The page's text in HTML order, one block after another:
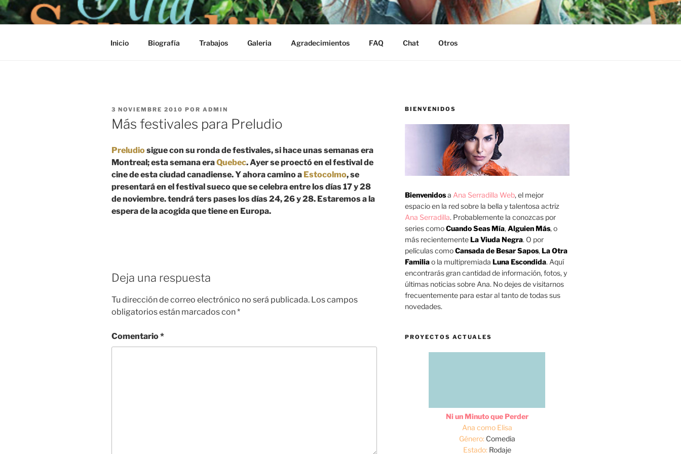
Saltar
al
Inicio Biografía Trabajos Galeria Agradecimientos FAQ Chat Otros
PUBLICADO
EL
3 NOVIEMBRE 2010 POR ADMIN
Más festivales para Preludio
Preludiosigue con su ronda de festivales, si hace unas semanas era
Montreal; esta semana eraQuebec. Ayer se proectó en el festival de
cine de esta ciudad canadiense. Y ahora camino a Estocolmo, se
presentará en el festival sueco que se celebra entre los días 17 y 28
de noviembre. tendrá ters pases los días 24, 26 y 28. Estaremos a la
espera de la acogida que tiene en Europa.
Deja una respuesta
Tu dirección de correo electrónico no será publicada. Los campos
obligatorios están marcados con*
Comentario*
BIENVENIDOS
Bienvenidosa Ana Serradilla Web, el mejor
espacio en la red sobre la bella y talentosa actriz
Ana Serradilla. Probablemente la conozcas por
series comoCuando Seas Mía,Alguien Más, o
más recientementeLa Viuda Negra. O por
películas comoCansada de Besar Sapos,La Otra
Familiao la multipremiada Luna Escondida. Aquí
encontrarás gran cantidad de información, fotos, y
últimas noticias sobre Ana. No dejes de visitarnos
frecuentemente para estar al tanto de todas sus
novedades.
PROYECTOS ACTUALES
Ni un Minuto que Perder
Ana como Elisa
Género:Comedia
Estado:Rodaje